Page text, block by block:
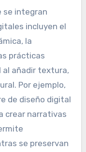
se integran
incluyen el
la
prácticas
al añadir textura,
Por ejemplo,
de diseño digital
crear narrativas
se preservan